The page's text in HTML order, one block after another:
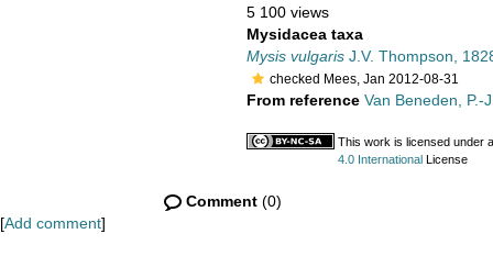
5 100 views
Mysidacea taxa
Mysis vulgarisJ.V. Thompson,
checked Mees, Jan 2012-08-31
From reference Van Beneden, P.-
This work is licensed under
4.0 InternationalLicense
Comment(0)
[Add comment]